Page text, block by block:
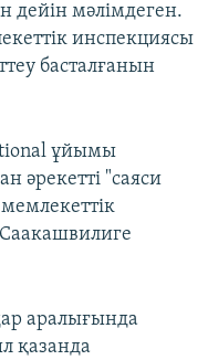
дейін мәлімдеген.
инспекциясы
басталғанын
ұйымы
әрекетті "саяси
Саакашвилиге
аралығында
қазанда